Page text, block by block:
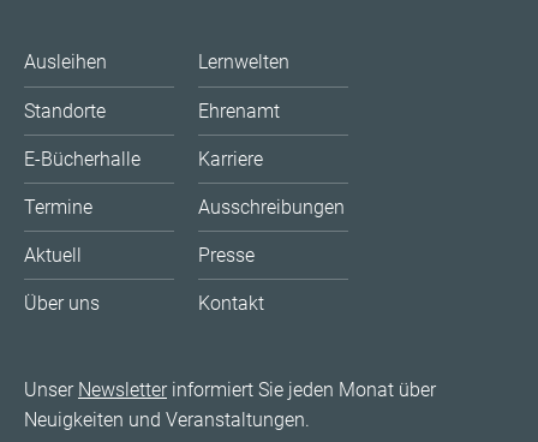
Ausleihen
Standorte
E-Bücherhalle
Termine
Aktuell
Über uns
Lernwelten
Ehrenamt
Karriere
Ausschreibungen
Presse
Kontakt
Unser Newsletterinformiert Sie jeden Monat über
Neuigkeiten und Veranstaltungen.